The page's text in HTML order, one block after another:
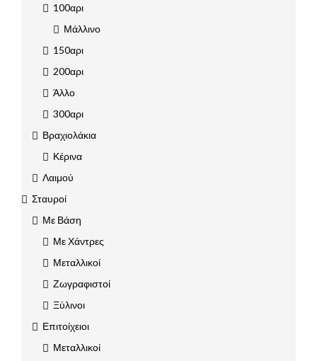
100αρι
Μάλλινο
150αρι
200αρι
Άλλο
300αρι
Βραχιολάκια
Κέρινα
Λαιμού
Σταυροί
Με Βάση
Με Χάντρες
Μεταλλικοί
Ζωγραφιστοί
Ξύλινοι
Επιτοίχειοι
Μεταλλικοί